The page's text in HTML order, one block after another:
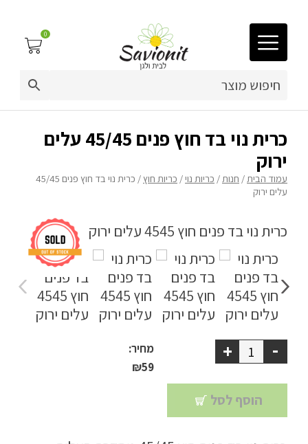
03-9212883
ריהוט גן
מערכות ישיבה וריהוט
כריות נוי
ריהוט למרפסת
ריהוט לבית
0
כרית נוי בד חוץ פנים 45/45 עלים
ירוק
עמוד הבית/ חנות/ כריות נוי/ כריות חוץ
/ כרית נוי בד חוץ פנים 45/45
עלים ירוק
-
+
מחיר:
₪59
הוסף לסל